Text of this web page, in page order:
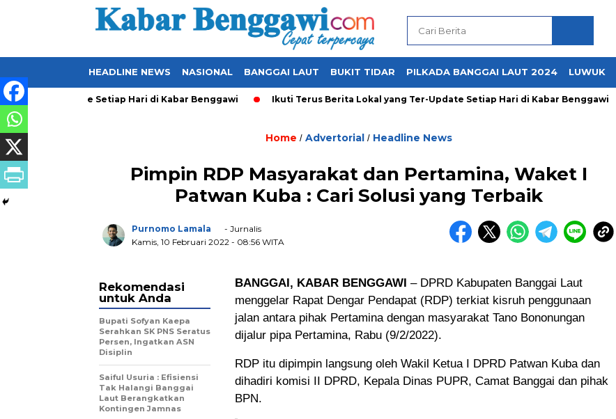
HEADLINE NEWS NASIONAL BANGGAI LAUT BUKIT TIDAR PILKADA BANGGAI LAUT 2024 LUWUK
Ter-Update Setiap Hari di Kabar Benggawi Ikuti Terus Berita Lokal yang Ter-Update Setiap Hari di Kabar Benggawi
Home / Advertorial / Headline News
Pimpin RDP Masyarakat dan Pertamina, Waket I
Patwan Kuba : Cari Solusi yang Terbaik
Purnomo Lamala
- Jurnalis
Kamis, 10 Februari 2022 - 08:56 WITA
BANGGAI, KABAR BENGGAWI – DPRD Kabupaten Banggai Laut
menggelar Rapat Dengar Pendapat (RDP) terkiat kisruh penggunaan
jalan antara pihak Pertamina dengan masyarakat Tano Bononungan
dijalur pipa Pertamina, Rabu (9/2/2022).
RDP itu dipimpin langsung oleh Wakil Ketua I DPRD Patwan Kuba dan
dihadiri komisi II DPRD, Kepala Dinas PUPR, Camat Banggai dan pihak
BPN.
Rekomendasi
untuk Anda
Bupati Sofyan Kaepa
Serahkan SK PNS Seratus
Persen, Ingatkan ASN
Disiplin
Saiful Usuria : Efisiensi
Tak Halangi Banggai
Laut Berangkatkan
Kontingen Jamnas